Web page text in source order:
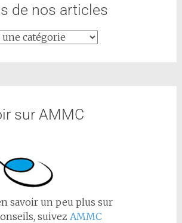
de nos articles
sur AMMC
savoir un peu plus sur
suivez AMMC